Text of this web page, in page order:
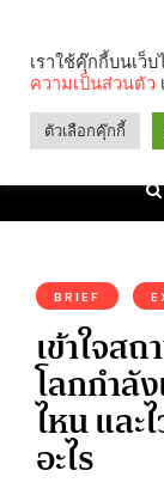
BRIEF
เข้าใจสถ
โลกกำลั
ไหน และ
อะไร
เราใช้คุ๊กกี้บนเว็
ความเป็นส่วนตัว
ตัวเลือกคุ๊กกี้